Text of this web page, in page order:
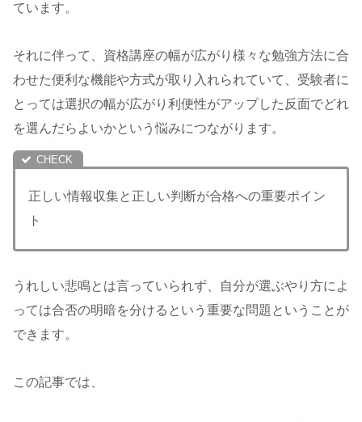
ています。
それに伴って、資格講座の幅が広がり様々な勉強方法に合
わせた便利な機能や方式が取り入れられていて、受験者に
とっては選択の幅が広がり利便性がアップした反面でどれ
を選んだらよいかという悩みにつながります。
正しい情報収集と正しい判断が合格への重要ポイン
ト
うれしい悲鳴とは言っていられず、自分が選ぶやり方によ
っては合否の明暗を分けるという重要な問題ということが
できます。
この記事では、